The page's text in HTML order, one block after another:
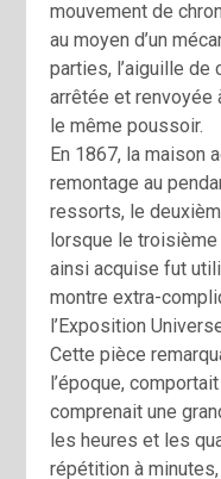
mouvement de
au moyen d’un
parties, l’aiguille de
arrêtée et renvoyée
le même poussoir.
En 1867, la maison
remontage au
ressorts, le
lorsque le
ainsi acquise fut
montre extra-
l’Exposition
Cette pièce
l’époque,
comprenait une
les heures et les
répétition à